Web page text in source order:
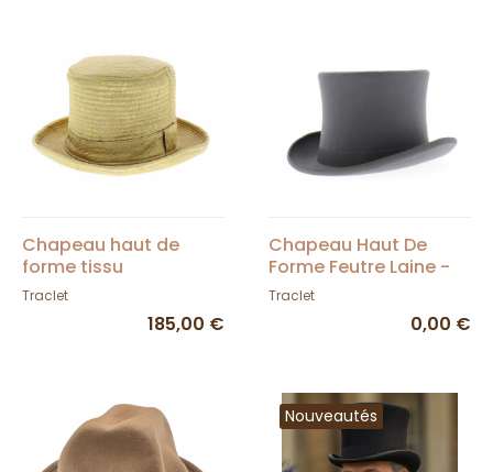
Chapeau haut de
forme tissu
Traclet
185,00 €
Chapeau Haut De
Forme Feutre Laine -
Traclet
Traclet
0,00 €
Nouveautés